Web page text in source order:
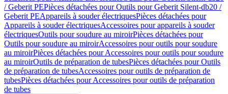
/ Geberit PEPièces détachées pour Outils pour Geberit Silent-db20 /
Geberit PEAppareils à souder électriquesPièces détachées pour
Appareils à souder électriquesAccessoires pour appareils à souder
électriquesOutils pour soudure au miroirPièces détachées pour
Outils pour soudure au miroirAccessoires pour outils pour soudure
au miroirPièces détachées pour Accessoires pour outils pour soudure
au miroirOutils de préparation de tubesPièces détachées pour Outils
de préparation de tubesAccessoires pour outils de préparation de
tubesPièces détachées pour Accessoires pour outils de préparation
de tubes